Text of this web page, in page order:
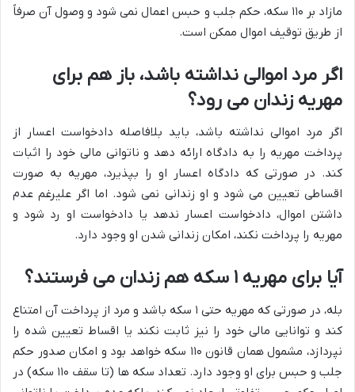
مازاد بر ۱۱۰ سکه، حکم جلب و حبس اعمال نمی شود و وصول آن صرفاً
از طریق توقیف اموال ممکن است.
اگر مرد اموالی نداشته باشد، باز هم برای
مهریه زندان می رود؟
اگر مرد اموالی نداشته باشد، باید بلافاصله دادخواست اعسار از
پرداخت مهریه را به دادگاه ارائه دهد و ناتوانی مالی خود را اثبات
کند. در صورتی که دادگاه اعسار او را بپذیرد، مهریه به صورت
اقساطی تعیین می شود و او زندانی نمی شود. اما اگر علیرغم عدم
داشتن اموال، دادخواست اعسار ندهد یا دادخواست او رد شود و
مهریه را پرداخت نکند، امکان زندانی شدن او وجود دارد.
آیا برای مهریه ۱ سکه هم زندان می فرستند؟
بله، در صورتی که مهریه حتی ۱ سکه باشد و مرد از پرداخت آن امتناع
کند و توانایی مالی خود را نیز ثابت نکند یا اقساط تعیین شده را
نپردازد، مشمول همان قانون ۱۱۰ سکه خواهد بود و امکان صدور حکم
جلب و حبس برای او وجود دارد. تعداد سکه ها (تا سقف ۱۱۰ سکه) در